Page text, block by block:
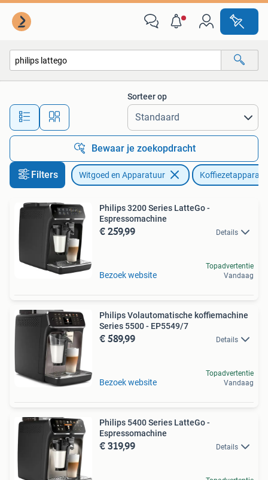
Alle afstanden…
Sorteer op
Bewaar je zoekopdracht
Filters Witgoed en Apparatuur
Philips 3200 Series LatteGo -
Espressomachine
€ 259,99 Details
Bezoek website
Topadvertentie
Vandaag
Philips Volautomatische koffiemachine
Series 5500 - EP5549/7
€ 589,99 Details
Bezoek website
Topadvertentie
Vandaag
Philips 5400 Series LatteGo -
Espressomachine
€ 319,99 Details